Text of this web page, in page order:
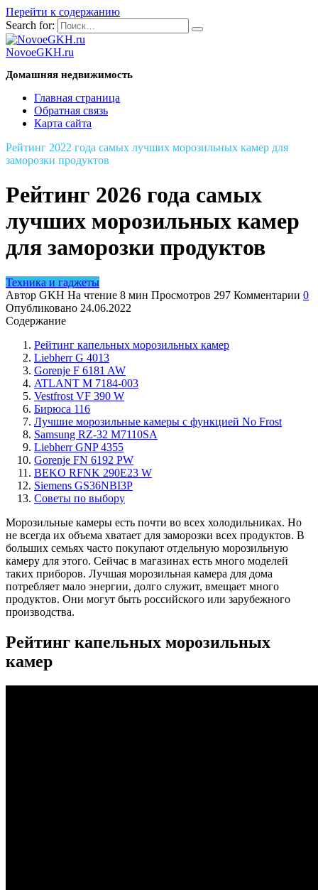
Перейти к содержанию
Search for:
NovoeGKH.ru
Домашняя недвижимость
Главная страница
Обратная связь
Карта сайта
Рейтинг 2022 года самых лучших морозильных камер для
заморозки продуктов
Рейтинг 2026 года самых
лучших морозильных камер
для заморозки продуктов
Техника и гаджеты
Автор GKH На чтение 8 мин Просмотров 297 Комментарии 0
Опубликовано 24.06.2022
Содержание
Рейтинг капельных морозильных камер
Liebherr G 4013
Gorenje F 6181 AW
ATLANT М 7184-003
Vestfrost VF 390 W
Бирюса 116
Лучшие морозильные камеры с функцией No Frost
Samsung RZ-32 M7110SA
Liebherr GNP 4355
Gorenje FN 6192 PW
BEKO RFNK 290E23 W
Siemens GS36NBI3P
Советы по выбору
Морозильные камеры есть почти во всех холодильниках. Но
не всегда их объема хватает для заморозки всех продуктов. В
больших семьях часто покупают отдельную морозильную
камеру для этого. Сейчас в магазинах есть много моделей
таких приборов. Лучшая морозильная камера для дома
потребляет мало энергии, долго служит, вмещает много
продуктов. Они могут быть российского или зарубежного
производства.
Рейтинг капельных морозильных
камер